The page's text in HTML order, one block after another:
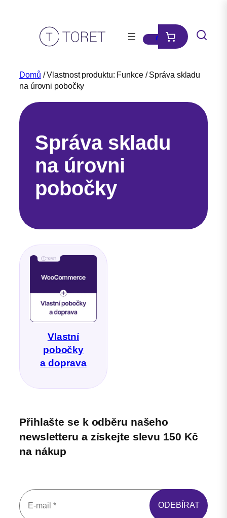
Domů / Vlastnost produktu: Funkce / Správa skladu
na úrovni pobočky
Správa skladu
na úrovni
pobočky
Vlastní
pobočky
a doprava
Přihlašte se k odběru našeho
newsletteru a získejte slevu 150 Kč
na nákup